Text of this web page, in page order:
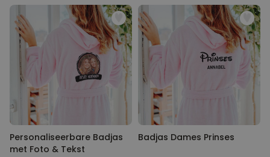
Personaliseerbare Badjas
met Foto & Tekst
Badjas Dames Prinses